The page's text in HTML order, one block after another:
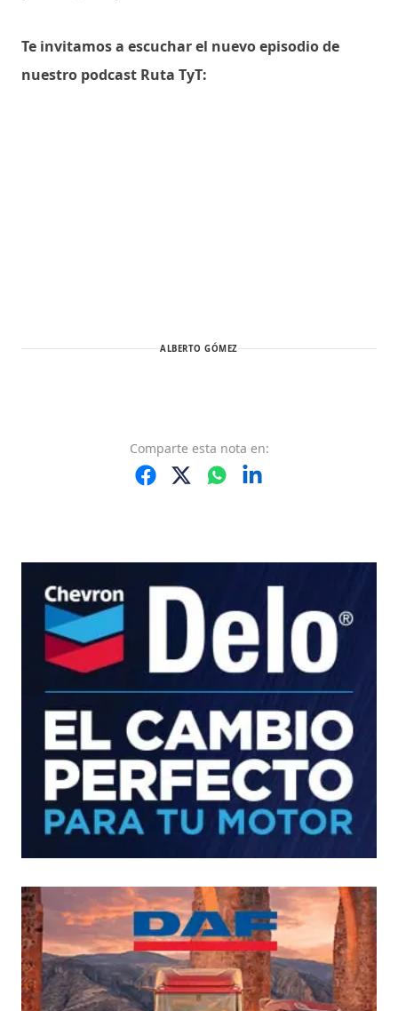
Te invitamos a escuchar el nuevo episodio de
nuestro podcast Ruta TyT:
ALBERTO GÓMEZ
Comparte esta nota en: